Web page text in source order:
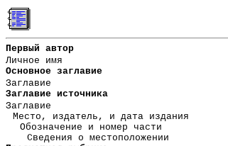
Первый автор
Личное имя
Основное заглавие
Заглавие
Заглавие источника
Заглавие
Место, издатель, и дата издания
Обозначение и номер части
Сведения о местоположении